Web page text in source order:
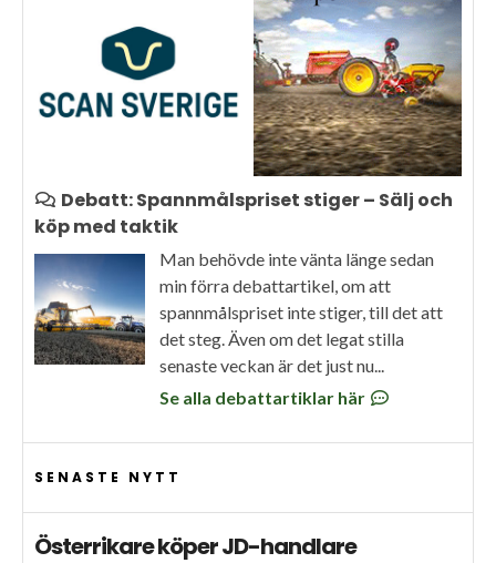
Debatt: Spannmålspriset stiger – Sälj och
köp med taktik
Man behövde inte vänta länge sedan
min förra debattartikel, om att
spannmålspriset inte stiger, till det att
det steg. Även om det legat stilla
senaste veckan är det just nu...
Se alla debattartiklar här
SENASTE NYTT
Österrikare köper JD-handlare